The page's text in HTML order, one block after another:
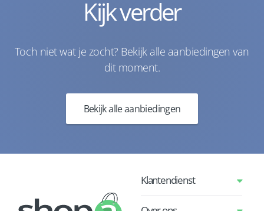
Kijk verder
Toch niet wat je zocht? Bekijk alle aanbiedingen van
dit moment.
Bekijk alle aanbiedingen
Klantendienst